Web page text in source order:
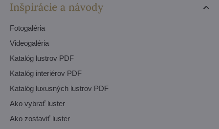
Inšpirácie a návody
Fotogaléria
Videogaléria
Katalóg lustrov PDF
Katalóg interiérov PDF
Katalóg luxusných lustrov PDF
Ako vybrať luster
Ako zostaviť luster